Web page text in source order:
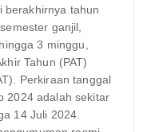
berakhirnya tahun
ganjil,
3 minggu,
Tahun (PAT)
Perkiraan tanggal
2024 adalah sekitar
14 Juli 2024.